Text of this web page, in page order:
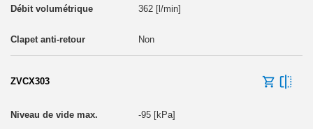
362 [l/min]
Non
ZVCX303
-95 [kPa]